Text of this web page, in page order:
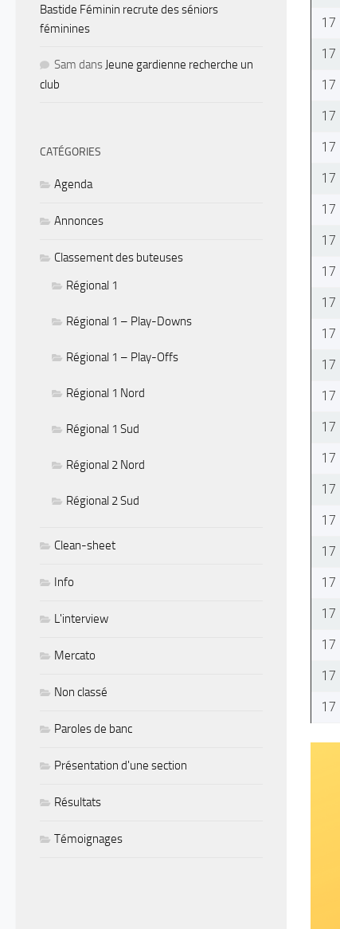
17
17
17
17
17
17
17
17
17
17
17
17
17
17
17
17
17
17
17
17
17
17
17
Bastide Féminin recrute des séniors
féminines
Sam dans Jeune gardienne recherche un
club
CATÉGORIES
Agenda
Annonces
Classement des buteuses
Régional 1
Régional 1 – Play-Downs
Régional 1 – Play-Offs
Régional 1 Nord
Régional 1 Sud
Régional 2 Nord
Régional 2 Sud
Clean-sheet
Info
L'interview
Mercato
Non classé
Paroles de banc
Présentation d'une section
Résultats
Témoignages